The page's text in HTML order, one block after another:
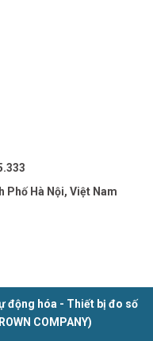
Phố Hà Nội, Việt Nam
động hóa - Thiết bị đo số
COMPANY)